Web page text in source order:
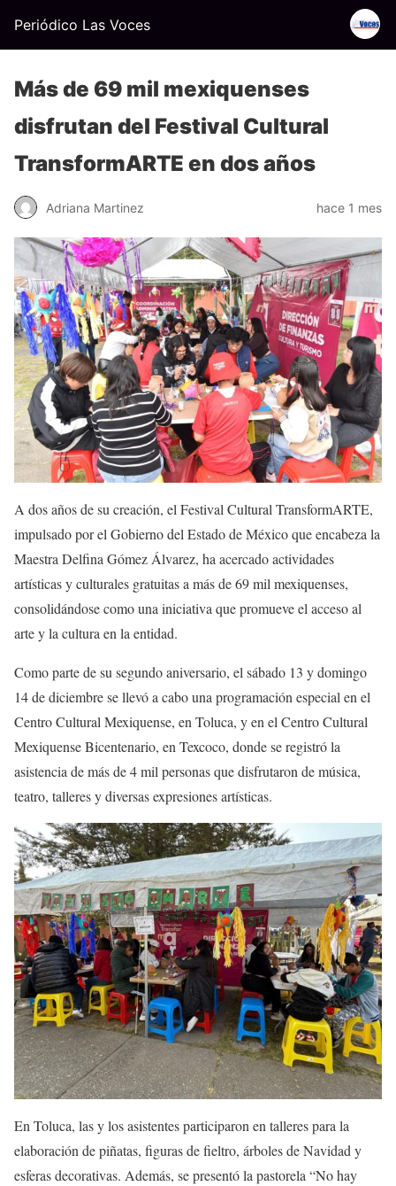
Periódico Las Voces
Más de 69 mil mexiquenses
disfrutan del Festival Cultural
TransformARTE en dos años
Adriana Martinez hace 1 mes
A dos años de su creación, el Festival Cultural TransformARTE,
impulsado por el Gobierno del Estado de México que encabeza la
Maestra Delfina Gómez Álvarez, ha acercado actividades
artísticas y culturales gratuitas a más de 69 mil mexiquenses,
consolidándose como una iniciativa que promueve el acceso al
arte y la cultura en la entidad.
Como parte de su segundo aniversario, el sábado 13 y domingo
14 de diciembre se llevó a cabo una programación especial en el
Centro Cultural Mexiquense, en Toluca, y en el Centro Cultural
Mexiquense Bicentenario, en Texcoco, donde se registró la
asistencia de más de 4 mil personas que disfrutaron de música,
teatro, talleres y diversas expresiones artísticas.
En Toluca, las y los asistentes participaron en talleres para la
elaboración de piñatas, figuras de fieltro, árboles de Navidad y
esferas decorativas. Además, se presentó la pastorela “No hay